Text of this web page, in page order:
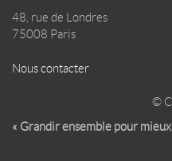
48, rue de Londres
75008 Paris
Nous contacter
©
« Grandir ensemble pour